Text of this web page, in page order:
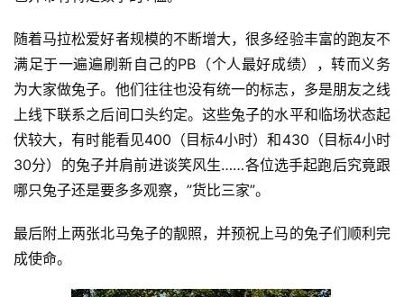
随着马拉松爱好者规模的不断增大，很多经验丰富的跑友不
满足于一遍遍刷新自己的PB（个人最好成绩），转而义务
为大家做兔子。他们往往也没有统一的标志，多是朋友之线
上线下联系之后间口头约定。这些兔子的水平和临场状态起
伏较大，有时能看见400（目标4小时）和430（目标4小时
30分）的兔子并肩前进谈笑风生……各位选手起跑后究竟跟
哪只兔子还是要多多观察，”货比三家”。
最后附上两张北马兔子的靓照，并预祝上马的兔子们顺利完
成使命。